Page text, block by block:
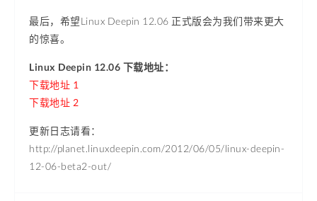
最后，希望Linux Deepin 12.06 正式版会为我们带来更大
的惊喜。
Linux Deepin 12.06 下载地址：
下载地址 1
下载地址 2
更新日志请看：
http://planet.linuxdeepin.com/2012/06/05/linux-deepin-
12-06-beta2-out/